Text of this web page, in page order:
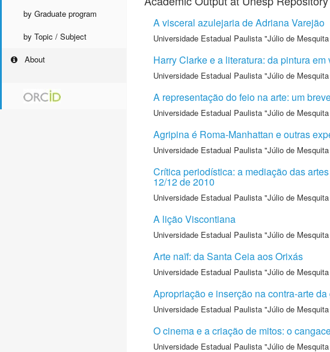
by Graduate program
by Topic / Subject
About
A visceral azulejaria de Adriana Varejão
Universidade Estadual Paulista "Júlio de
Harry Clarke e a literatura: da pintura
Universidade Estadual Paulista "Júlio de
A representação do feio na arte: um
Universidade Estadual Paulista "Júlio de
Agripina é Roma-Manhattan e outras
Universidade Estadual Paulista "Júlio de
Crítica periodística: a mediação das
12/12 de 2010
Universidade Estadual Paulista "Júlio de
A lição Viscontiana
Universidade Estadual Paulista "Júlio de
Arte naïf: da Santa Ceia aos Orixás
Universidade Estadual Paulista "Júlio de
Apropriação e inserção na contra-arte
Universidade Estadual Paulista "Júlio de
O cinema e a criação de mitos: o
Universidade Estadual Paulista "Júlio de